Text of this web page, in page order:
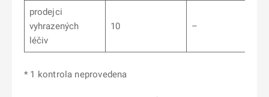
prodejci
vyhrazených
léčiv
10 –
* 1 kontrola neprovedena